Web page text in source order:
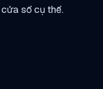
sổ cụ thể.